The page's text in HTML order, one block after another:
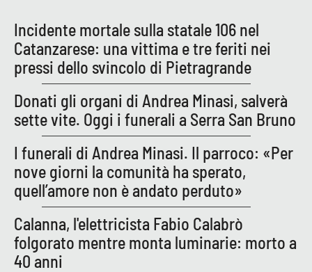
LaC Network
LaC OnAir
EDIZIONI
Catanzaro
Crotone
Vibo Valentia
Incidente mortale sulla statale 106 nel
Catanzarese: una vittima e tre feriti nei
pressi dello svincolo di Pietragrande
Donati gli organi di Andrea Minasi, salverà
sette vite. Oggi i funerali a Serra San Bruno
I funerali di Andrea Minasi. Il parroco: «Per
nove giorni la comunità ha sperato,
quell’amore non è andato perduto»
Calanna, l'elettricista Fabio Calabrò
folgorato mentre monta luminarie: morto a
40 anni